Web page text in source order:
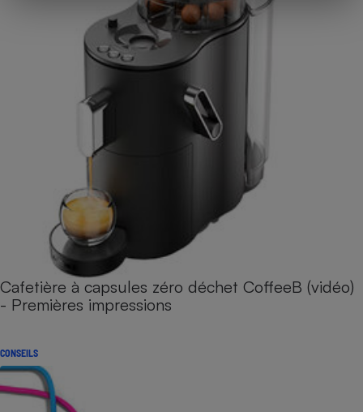
Cafetière à capsules zéro déchet CoffeeB (vidéo)
- Premières impressions
CONSEILS